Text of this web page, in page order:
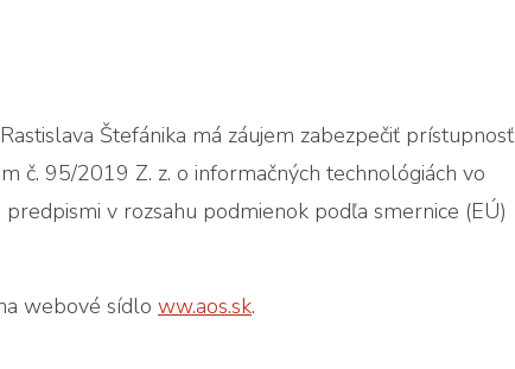
Štefánika má záujem zabezpečiť prístupnosť
č. 95/2019 Z. z. o informačných technológiách vo
v rozsahu podmienok podľa smernice (EÚ)
webové sídlo ww.aos.sk.